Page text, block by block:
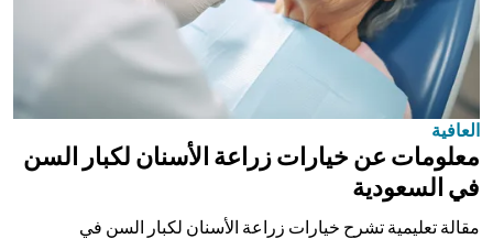
العافية
معلومات عن خيارات زراعة الأسنان لكبار السن
في السعودية
مقالة تعليمية تشرح خيارات زراعة الأسنان لكبار السن في